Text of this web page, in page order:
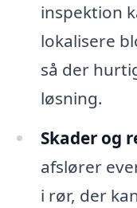
inspektion
lokalisere
så der
løsning.
Skader og
afslører
i rør, der